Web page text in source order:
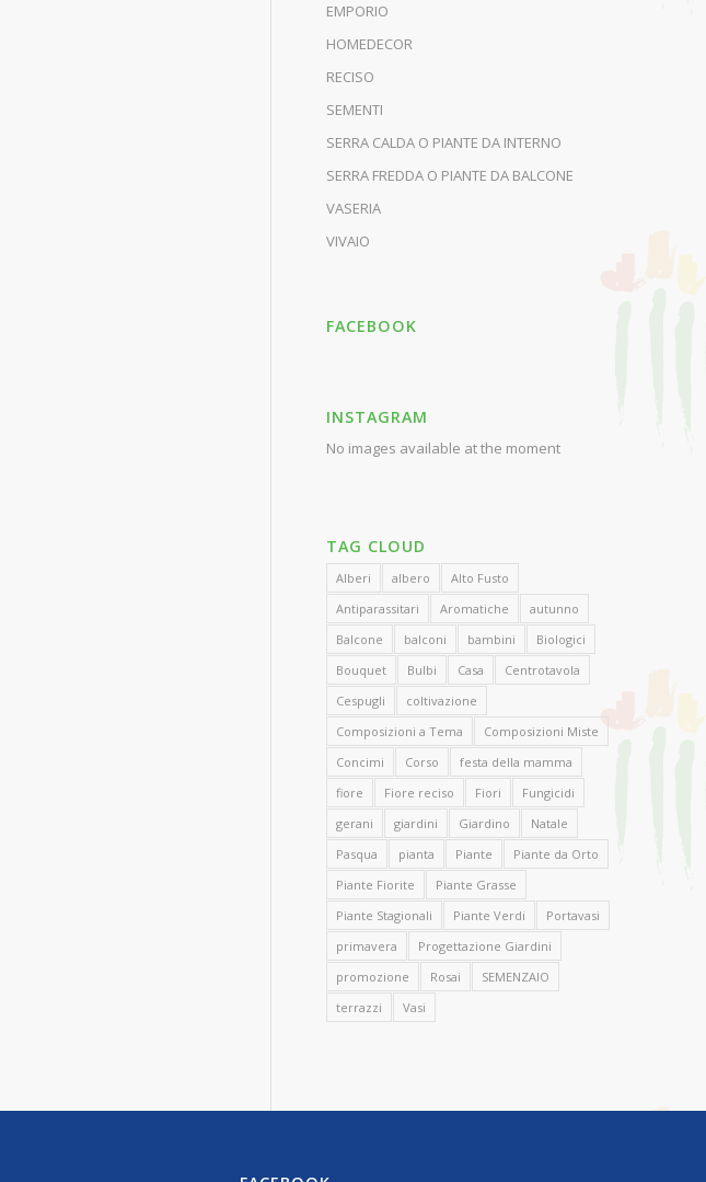
EMPORIO
HOMEDECOR
RECISO
SEMENTI
SERRA CALDA O PIANTE DA INTERNO
SERRA FREDDA O PIANTE DA BALCONE
VASERIA
VIVAIO
FACEBOOK
INSTAGRAM
No images available at the moment
TAG CLOUD
Alberi albero
Alto Fusto
Antiparassitari
Aromatiche
autunno
Balcone
balconi bambini
Biologici
Bouquet
Bulbi Casa
Centrotavola
Cespugli
coltivazione
Composizioni a Tema
Composizioni Miste
Concimi
Corso
festa della mamma
fiore
Fiore reciso Fiori
Fungicidi
gerani
giardini Giardino
Natale
Pasqua
pianta Piante
Piante da Orto
Piante Fiorite
Piante Grasse
Piante Stagionali
Piante Verdi
Portavasi
primavera
Progettazione Giardini
promozione
Rosai
SEMENZAIO
terrazzi
Vasi